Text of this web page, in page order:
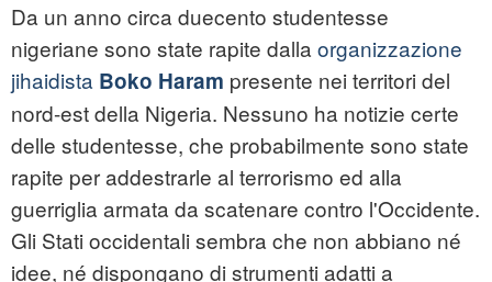
Da un anno circa duecento studentesse
nigeriane sono state rapite dalla organizzazione
jihaidista Boko Haram presente nei territori del
nord-est della Nigeria. Nessuno ha notizie certe
delle studentesse, che probabilmente sono state
rapite per addestrarle al terrorismo ed alla
guerriglia armata da scatenare contro l'Occidente.
Gli Stati occidentali sembra che non abbiano né
idee, né dispongano di strumenti adatti a